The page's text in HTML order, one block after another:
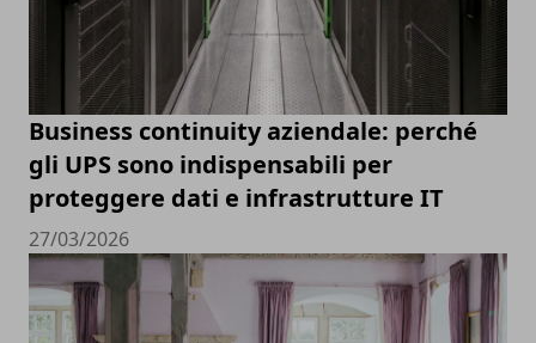
Business continuity aziendale: perché
gli UPS sono indispensabili per
proteggere dati e infrastrutture IT
27/03/2026